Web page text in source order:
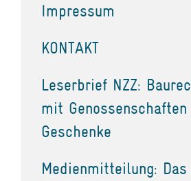
Impressum
KONTAKT
Leserbrief NZZ:
mit
Geschenke
Medienmitteilung: